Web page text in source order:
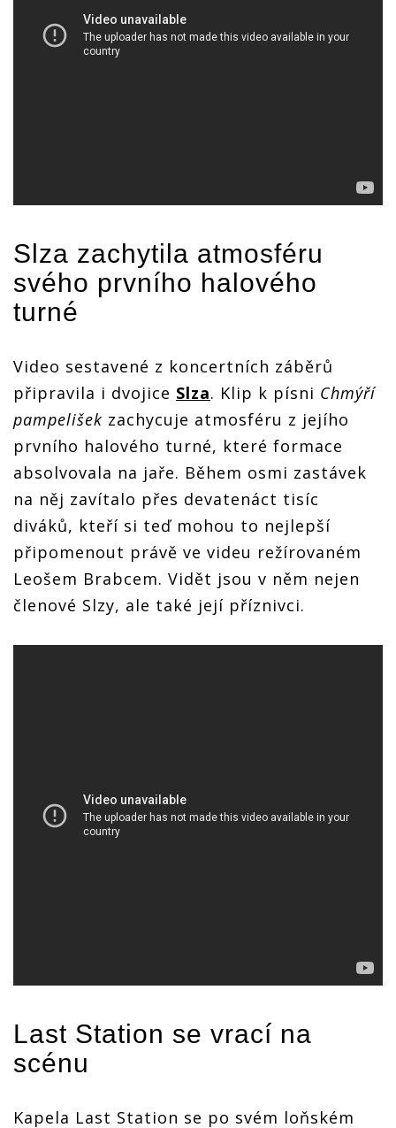
Slza zachytila atmosféru
svého prvního halového
turné
Video sestavené z koncertních záběrů
připravila i dvojice Slza. Klip k písni Chmýří
pampelišek zachycuje atmosféru z jejího
prvního halového turné, které formace
absolvovala na jaře. Během osmi zastávek
na něj zavítalo přes devatenáct tisíc
diváků, kteří si teď mohou to nejlepší
připomenout právě ve videu režírovaném
Leošem Brabcem. Vidět jsou v něm nejen
členové Slzy, ale také její příznivci.
Last Station se vrací na
scénu
Kapela Last Station se po svém loňském